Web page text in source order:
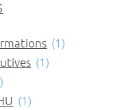
(1)
(1)
(1)